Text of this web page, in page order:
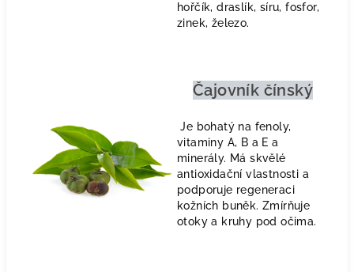
hořčík, draslík, síru, fosfor,
zinek, železo.
Čajovník čínský
Je bohatý na fenoly,
vitaminy A, B a E a
minerály. Má skvělé
antioxidační vlastnosti a
podporuje regeneraci
kožních buněk. Zmírňuje
otoky a kruhy pod očima.